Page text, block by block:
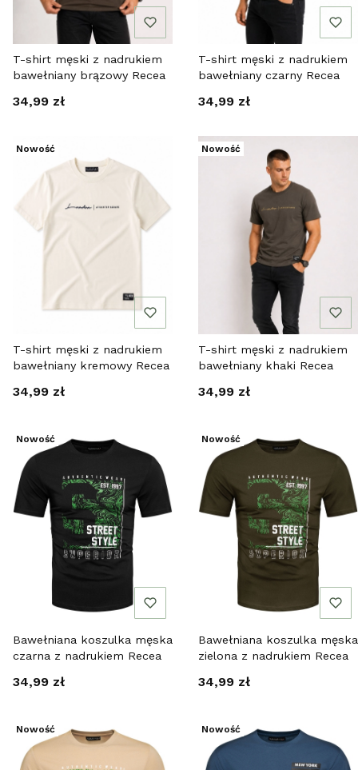
T-shirt męski z nadrukiem
bawełniany brązowy Recea
Cena
34,99 zł
T-shirt męski z nadrukiem
bawełniany czarny Recea
Cena
34,99 zł
Nowość
T-shirt męski z nadrukiem
bawełniany kremowy Recea
Cena
34,99 zł
Nowość
T-shirt męski z nadrukiem
bawełniany khaki Recea
Cena
34,99 zł
Nowość
Bawełniana koszulka męska
czarna z nadrukiem Recea
Cena
34,99 zł
Nowość
Bawełniana koszulka męska
zielona z nadrukiem Recea
Cena
34,99 zł
Nowość Nowość